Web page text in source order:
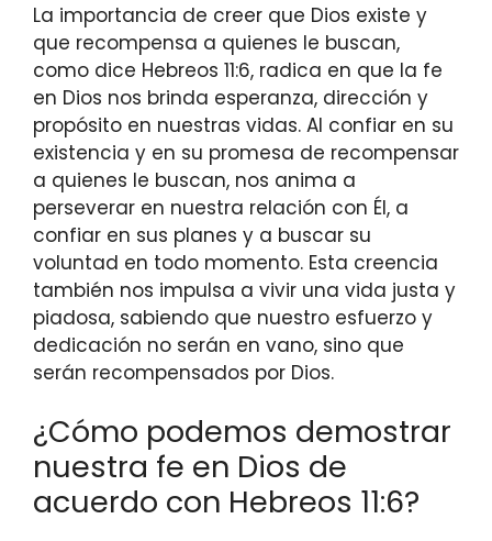
La importancia de creer que Dios existe y
que recompensa a quienes le buscan,
como dice Hebreos 11:6, radica en que la fe
en Dios nos brinda esperanza, dirección y
propósito en nuestras vidas. Al confiar en su
existencia y en su promesa de recompensar
a quienes le buscan, nos anima a
perseverar en nuestra relación con Él, a
confiar en sus planes y a buscar su
voluntad en todo momento. Esta creencia
también nos impulsa a vivir una vida justa y
piadosa, sabiendo que nuestro esfuerzo y
dedicación no serán en vano, sino que
serán recompensados por Dios.
¿Cómo podemos demostrar
nuestra fe en Dios de
acuerdo con Hebreos 11:6?